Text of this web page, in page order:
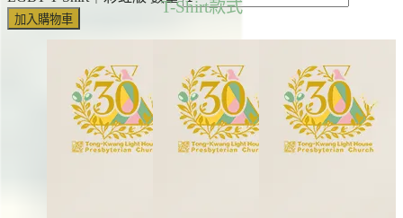
加入購物車
T-Shirt款式